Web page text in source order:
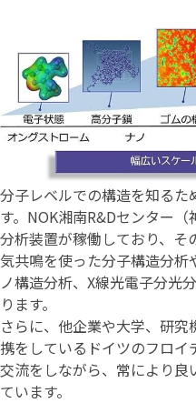
分子レベルでの構造を知る
す。NOK湘南R&Dセンター
分析装置が稼働しており、
気共鳴を使った分子構造分
ノ構造分析、X線光電子分光
ります。
さらに、他企業や大学、研
携をしているドイツのフロ
交流をしながら、常により
ています。